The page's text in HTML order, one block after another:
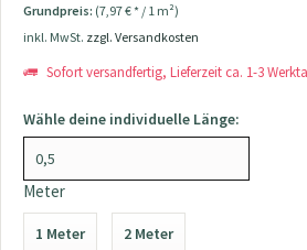
Grundpreis: (7,97 € * / 1 m²)
inkl. MwSt. zzgl. Versandkosten
Sofort versandfertig, Lieferzeit ca. 1-3
Wähle deine individuelle Länge:
Meter
1 Meter 2 Meter